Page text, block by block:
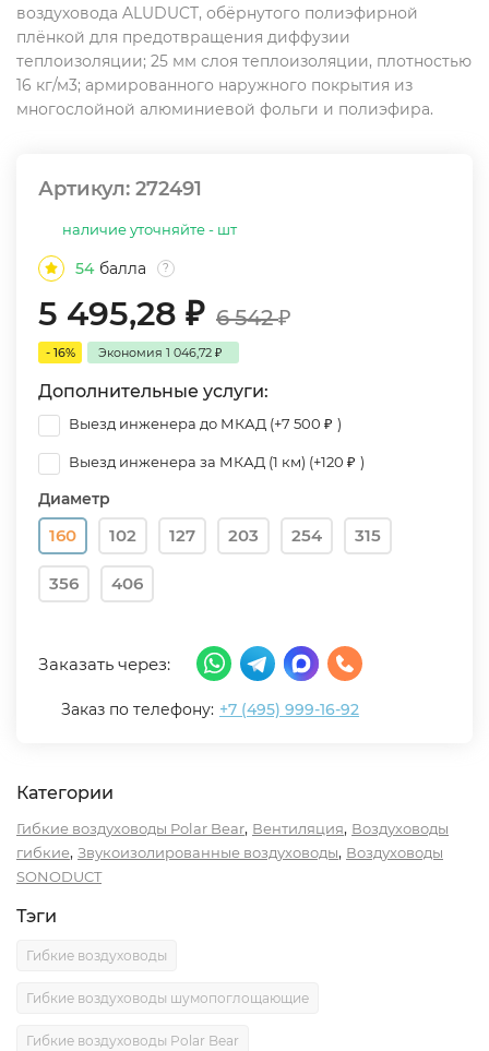
воздуховода ALUDUCT, обёрнутого полиэфирной
плёнкой для предотвращения диффузии
теплоизоляции; 25 мм слоя теплоизоляции, плотностью
16 кг/м3; армированного наружного покрытия из
многослойной алюминиевой фольги и полиэфира.
Артикул: 272491
наличие уточняйте - шт
54 балла ?
5 495,28 ₽ 6 542₽
- 16% Экономия 1 046,72 ₽
Дополнительные услуги:
Выезд инженера до МКАД (+7 500 ₽ )
Выезд инженера за МКАД (1 км) (+120 ₽ )
Диаметр
160 102 127 203 254 315
356 406
Заказать через:
Заказ по телефону: +7 (495) 999-16-92
Категории
Гибкие воздуховоды Polar Bear, Вентиляция, Воздуховоды
гибкие, Звукоизолированные воздуховоды, Воздуховоды
SONODUCT
Тэги
Гибкие воздуховоды
Гибкие воздуховоды шумопоглощающие
Гибкие воздуховоды Polar Bear